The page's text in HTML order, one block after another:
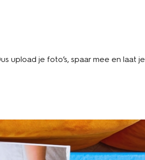
upload je foto’s, spaar mee en laat je